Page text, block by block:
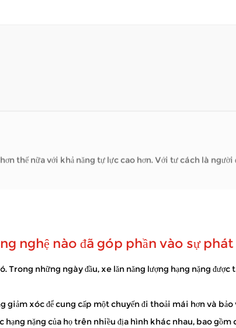
với khả năng tự lực cao hơn. Với tư cách là người đáng tin
nghệ nào đã góp phần vào sự
những ngày đầu, xe lăn năng lượng hạng nặng được
giảm xóc để cung cấp một chuyến đi thoải mái hơn và
nặng của họ trên nhiều địa hình khác nhau, bao gồm